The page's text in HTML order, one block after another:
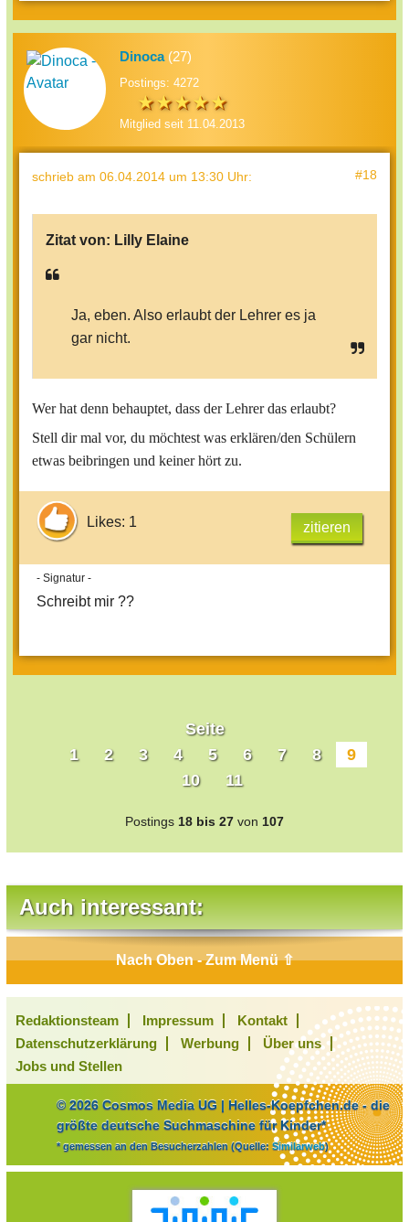
Dinoca(27)
Postings: 4272
Mitglied seit 11.04.2013
schrieb am 06.04.2014 um 13:30 Uhr: #18
Zitat von: Lilly Elaine
Ja, eben. Also erlaubt der Lehrer es ja
gar nicht.
Wer hat denn behauptet, dass der Lehrer das erlaubt?
Stell dir mal vor, du möchtest was erklären/den Schülern
etwas beibringen und keiner hört zu.
Likes: 1 zitieren
- Signatur -
Schreibt mir ??
Seite
1
2 3 4 5 6 7 8
9
10
11
Postings 18 bis 27 von 107
Auch interessant:
Nach Oben - Zum Menü ⇧
Redaktionsteam Impressum
Kontakt
Datenschutzerklärung
Werbung
Über uns
Jobs und Stellen
© 2026 Cosmos Media UG | Helles-Koepfchen.de - die
größte deutsche Suchmaschine für Kinder*
* gemessen an den Besucherzahlen (Quelle: Similarweb)